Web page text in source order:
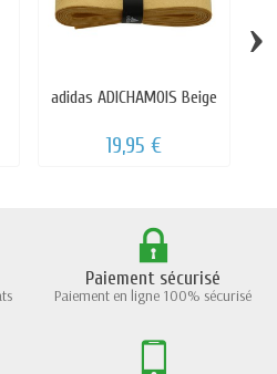
adidas ADICHAMOIS Beige
19,95 €
›
Paiement sécurisé
Paiement en ligne 100% sécurisé